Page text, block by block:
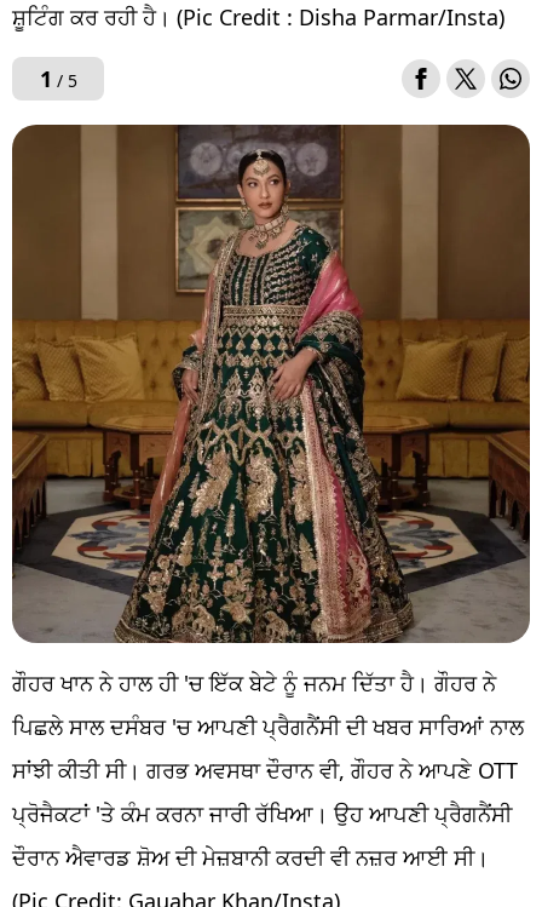
ਸ਼ੂਟਿੰਗ ਕਰ ਰਹੀ ਹੈ। (Pic Credit : Disha Parmar/Insta)
1 / 5
ਗੌਹਰ ਖਾਨ ਨੇ ਹਾਲ ਹੀ 'ਚ ਇੱਕ ਬੇਟੇ ਨੂੰ ਜਨਮ ਦਿੱਤਾ ਹੈ। ਗੌਹਰ ਨੇ
ਪਿਛਲੇ ਸਾਲ ਦਸੰਬਰ 'ਚ ਆਪਣੀ ਪ੍ਰੈਗਨੈਂਸੀ ਦੀ ਖਬਰ ਸਾਰਿਆਂ ਨਾਲ
ਸਾਂਝੀ ਕੀਤੀ ਸੀ। ਗਰਭ ਅਵਸਥਾ ਦੌਰਾਨ ਵੀ, ਗੌਹਰ ਨੇ ਆਪਣੇ OTT
ਪ੍ਰੋਜੈਕਟਾਂ 'ਤੇ ਕੰਮ ਕਰਨਾ ਜਾਰੀ ਰੱਖਿਆ। ਉਹ ਆਪਣੀ ਪ੍ਰੈਗਨੈਂਸੀ
ਦੌਰਾਨ ਐਵਾਰਡ ਸ਼ੋਅ ਦੀ ਮੇਜ਼ਬਾਨੀ ਕਰਦੀ ਵੀ ਨਜ਼ਰ ਆਈ ਸੀ।
(Pic Credit: Gauahar Khan/Insta)